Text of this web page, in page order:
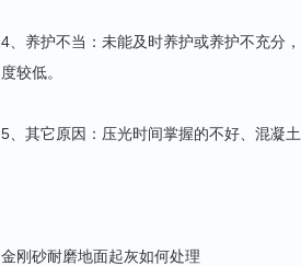
4、养护不当：未能及时养护或养护不充分
度较低。
5、其它原因：压光时间掌握的不好、混凝
金刚砂耐磨地面起灰如何处理